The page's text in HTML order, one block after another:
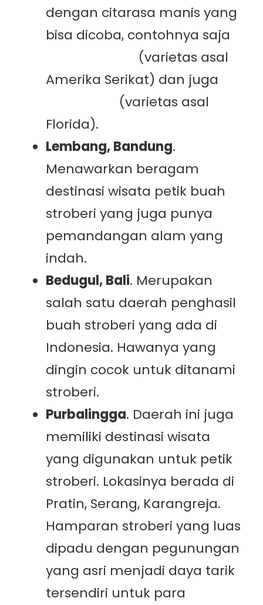
dengan citarasa manis yang
bisa dicoba, contohnya saja
(varietas asal
Amerika Serikat) dan juga
(varietas asal
Florida).
Lembang, Bandung.
Menawarkan beragam
destinasi wisata petik buah
stroberi yang juga punya
pemandangan alam yang
indah.
Bedugul, Bali. Merupakan
salah satu daerah penghasil
buah stroberi yang ada di
Indonesia. Hawanya yang
dingin cocok untuk ditanami
stroberi.
Purbalingga. Daerah ini juga
memiliki destinasi wisata
yang digunakan untuk petik
stroberi. Lokasinya berada di
Pratin, Serang, Karangreja.
Hamparan stroberi yang luas
dipadu dengan pegunungan
yang asri menjadi daya tarik
tersendiri untuk para